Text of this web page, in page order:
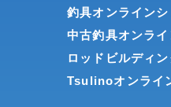
釣具オンライン
中古釣具オンラ
ロッドビルディ
Tsulinoオンライ